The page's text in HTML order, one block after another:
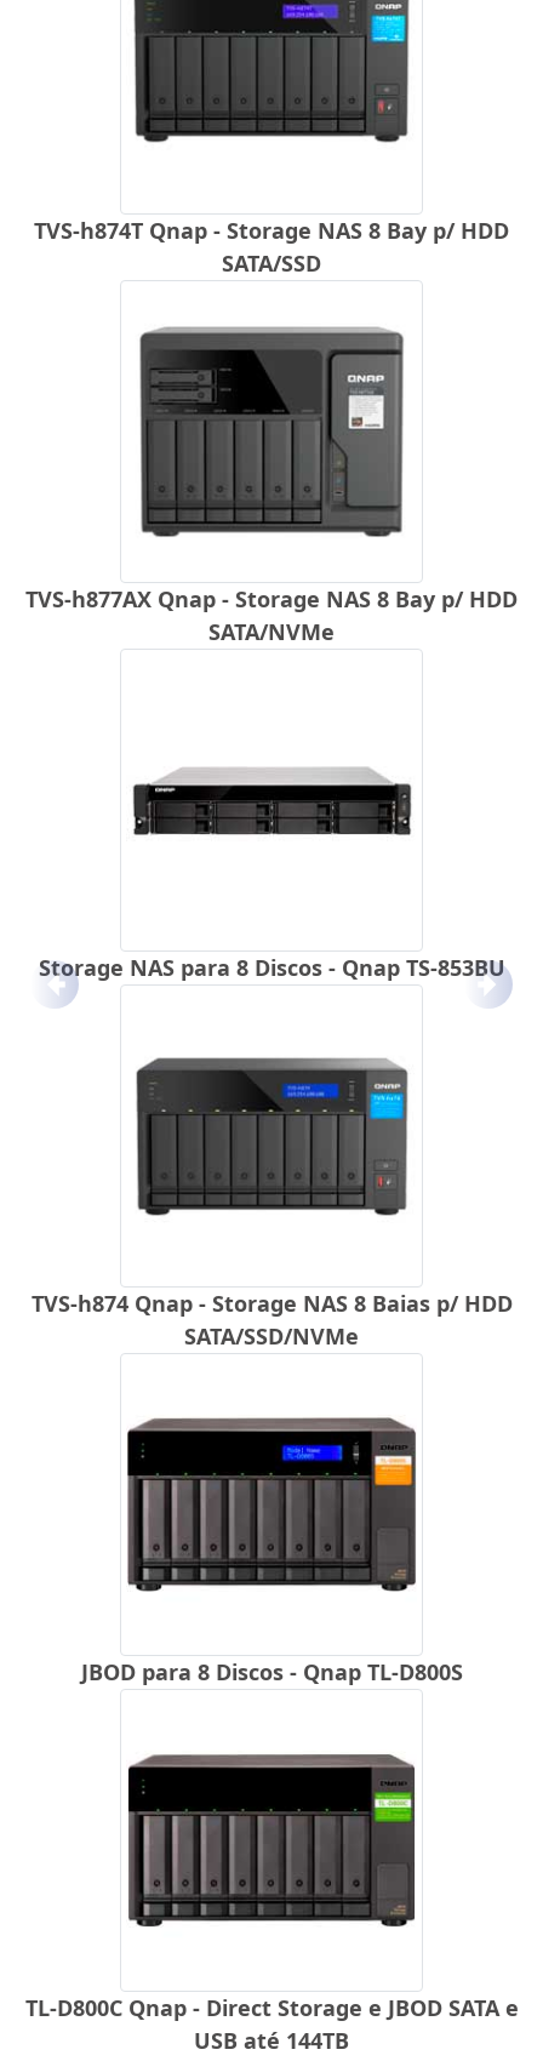
TVS-h874T Qnap - Storage NAS 8 Bay p/ HDD
SATA/SSD
TVS-h877AX Qnap - Storage NAS 8 Bay p/ HDD
SATA/NVMe
Storage NAS para 8 Discos - Qnap TS-853BU
TVS-h874 Qnap - Storage NAS 8 Baias p/ HDD
SATA/SSD/NVMe
JBOD para 8 Discos - Qnap TL-D800S
TL-D800C Qnap - Direct Storage e JBOD SATA e
USB até 144TB
Anterior